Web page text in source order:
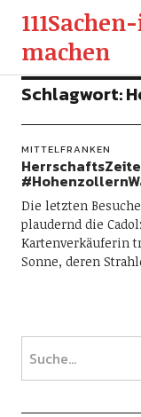
machen
Schlagwort:
MITTELFRANKEN
Die letzten
plaudernd die
Kartenverkäuferin
Sonne, deren